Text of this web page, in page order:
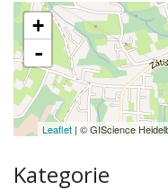
+
-
Leaflet | © GIScience
Kategorie